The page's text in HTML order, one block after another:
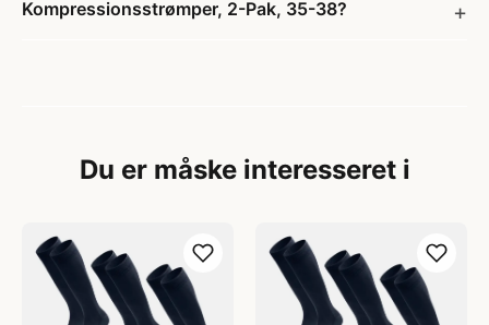
Kompressionsstrømper, 2-Pak, 35-38?
Du er måske interesseret i